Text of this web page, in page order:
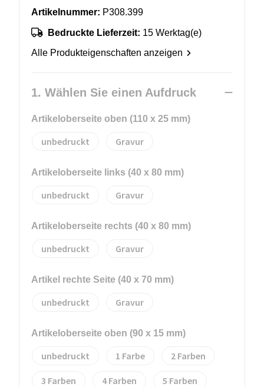
Artikelnummer: P308.399
Bedruckte Lieferzeit: 15 Werktag(e)
Alle Produkteigenschaften anzeigen
1. Wählen Sie einen Aufdruck
Artikeloberseite oben (110 x 25 mm)
unbedruckt Gravur
Artikeloberseite links (40 x 80 mm)
unbedruckt Gravur
Artikeloberseite rechts (40 x 80 mm)
unbedruckt Gravur
Artikel rechte Seite (40 x 70 mm)
unbedruckt Gravur
Artikeloberseite oben (90 x 15 mm)
unbedruckt 1 2
3 4 5